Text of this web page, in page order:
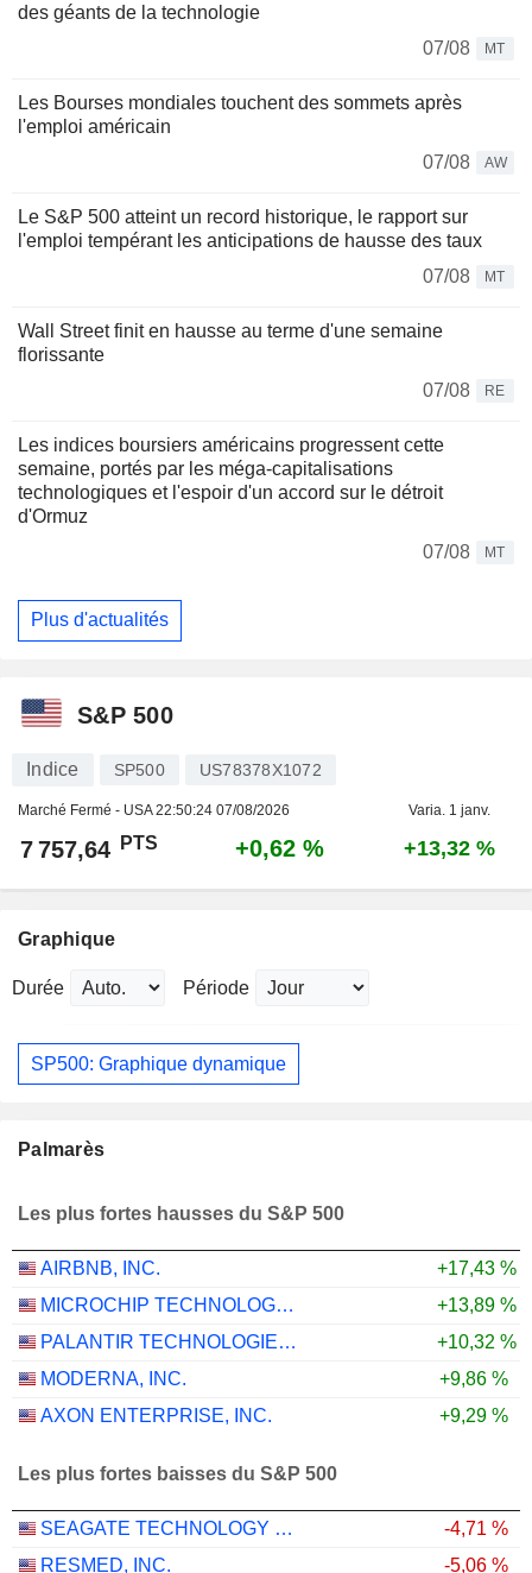
des géants de la technologie
07/08
MT
Les Bourses mondiales touchent des sommets après
l'emploi américain
07/08
AW
Le S&P 500 atteint un record historique, le rapport sur
l'emploi tempérant les anticipations de hausse des taux
07/08
MT
Wall Street finit en hausse au terme d'une semaine
florissante
07/08
RE
Les indices boursiers américains progressent cette
semaine, portés par les méga-capitalisations
technologiques et l'espoir d'un accord sur le détroit
d'Ormuz
07/08
MT
Plus d'actualités
S&P 500
Indice SP500 US78378X1072
Marché Fermé - USA22:50:24 07/08/2026 Varia. 1 janv.
7 757,64 PTS +0,62 % +13,32 %
Graphique
Durée Période
SP500: Graphique dynamique
Palmarès
Les plus fortes hausses du S&P 500
AIRBNB, INC.
+17,43 %
MICROCHIP TECHNOLOGY INCORPORATED
+13,89 %
PALANTIR TECHNOLOGIES INC.
+10,32 %
MODERNA, INC.
+9,86 %
AXON ENTERPRISE, INC.
+9,29 %
Les plus fortes baisses du S&P 500
SEAGATE TECHNOLOGY HOLDINGS PLC
-4,71 %
RESMED, INC.
-5,06 %